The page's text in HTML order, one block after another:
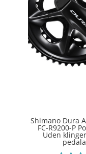
Shimano Dura
FC-R9200-P
Uden